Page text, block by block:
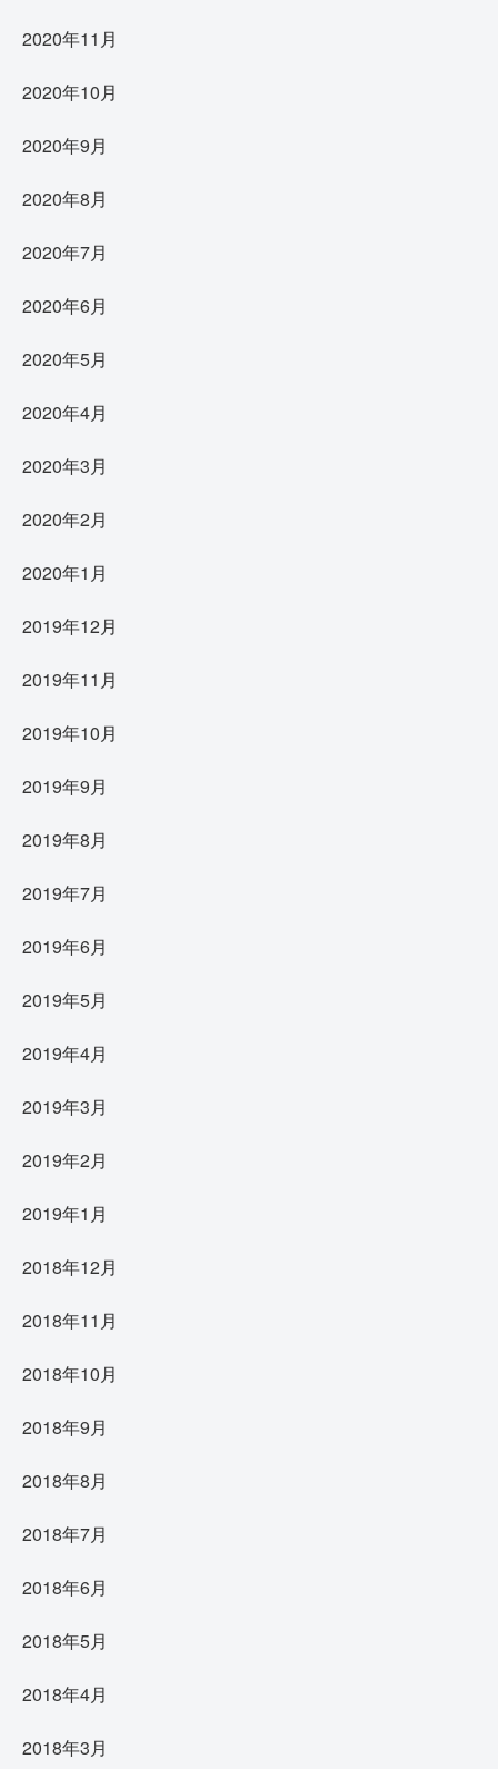
2020年11月
2020年10月
2020年9月
2020年8月
2020年7月
2020年6月
2020年5月
2020年4月
2020年3月
2020年2月
2020年1月
2019年12月
2019年11月
2019年10月
2019年9月
2019年8月
2019年7月
2019年6月
2019年5月
2019年4月
2019年3月
2019年2月
2019年1月
2018年12月
2018年11月
2018年10月
2018年9月
2018年8月
2018年7月
2018年6月
2018年5月
2018年4月
2018年3月